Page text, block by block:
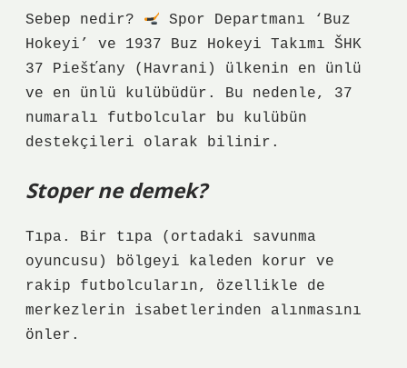
Sebep nedir?
Spor Departmanı ‘Buz
Hokeyi’ ve 1937 Buz Hokeyi Takımı ŠHK
37 Piešťany (Havrani) ülkenin en ünlü
ve en ünlü kulübüdür. Bu nedenle, 37
numaralı futbolcular bu kulübün
destekçileri olarak bilinir.
Stoper ne demek?
Tıpa. Bir tıpa (ortadaki savunma
oyuncusu) bölgeyi kaleden korur ve
rakip futbolcuların, özellikle de
merkezlerin isabetlerinden alınmasını
önler.